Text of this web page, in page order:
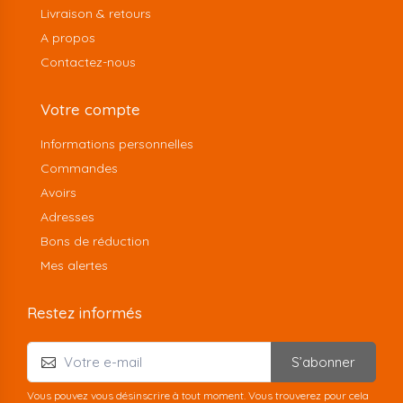
Livraison & retours
A propos
Contactez-nous
Votre compte
Informations personnelles
Commandes
Avoirs
Adresses
Bons de réduction
Mes alertes
Restez informés
S’abonner
Vous pouvez vous désinscrire à tout moment. Vous trouverez pour cela